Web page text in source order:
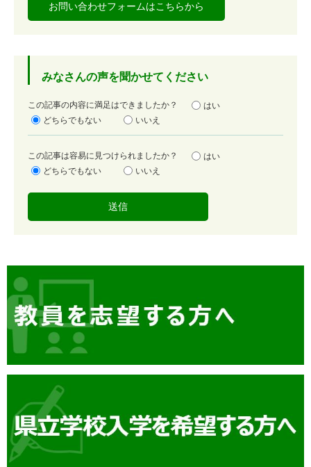
お問い合わせフォームはこちらから
みなさんの声を聞かせてください
満
足
この記事の内容に満足はできましたか？
はい
どちらでもない
いいえ
容
易
この記事は容易に見つけられましたか？
はい
どちらでもない
いいえ